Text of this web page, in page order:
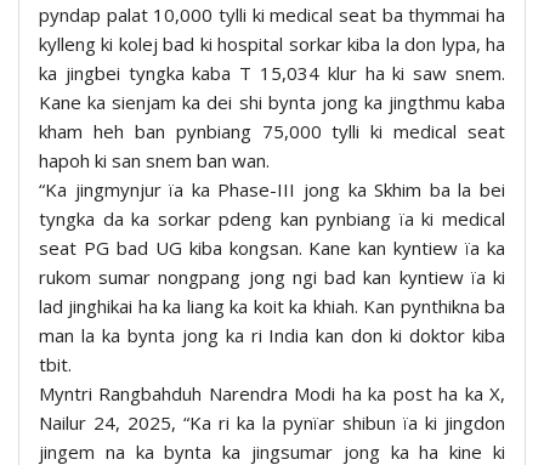
pyndap palat 10,000 tylli ki medical seat ba thymmai ha
kylleng ki kolej bad ki hospital sorkar kiba la don lypa, ha
ka jingbei tyngka kaba T 15,034 klur ha ki saw snem.
Kane ka sienjam ka dei shi bynta jong ka jingthmu kaba
kham heh ban pynbiang 75,000 tylli ki medical seat
hapoh ki san snem ban wan.
“Ka jingmynjur ïa ka Phase-III jong ka Skhim ba la bei
tyngka da ka sorkar pdeng kan pynbiang ïa ki medical
seat PG bad UG kiba kongsan. Kane kan kyntiew ïa ka
rukom sumar nongpang jong ngi bad kan kyntiew ïa ki
lad jinghikai ha ka liang ka koit ka khiah. Kan pynthikna ba
man la ka bynta jong ka ri India kan don ki doktor kiba
tbit.
Myntri Rangbahduh Narendra Modi ha ka post ha ka X,
Nailur 24, 2025, “Ka ri ka la pynïar shibun ïa ki jingdon
jingem na ka bynta ka jingsumar jong ka ha kine ki